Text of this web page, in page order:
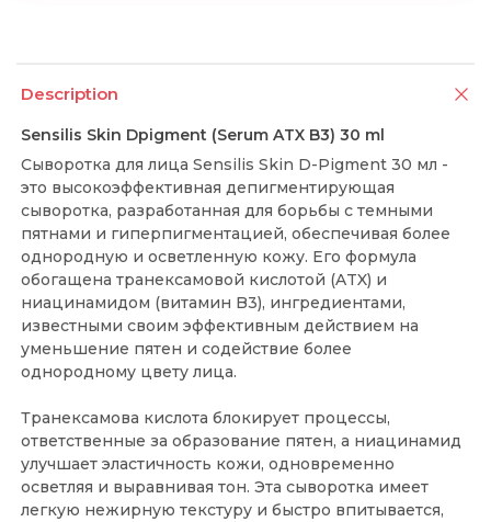
Description
Sensilis Skin Dpigment (Serum ATX B3) 30 ml
Сыворотка для лица Sensilis Skin D-Pigment 30 мл -
это высокоэффективная депигментирующая
сыворотка, разработанная для борьбы с темными
пятнами и гиперпигментацией, обеспечивая более
однородную и осветленную кожу. Его формула
обогащена транексамовой кислотой (ATX) и
ниацинамидом (витамин B3), ингредиентами,
известными своим эффективным действием на
уменьшение пятен и содействие более
однородному цвету лица.
Транексамова кислота блокирует процессы,
ответственные за образование пятен, а ниацинамид
улучшает эластичность кожи, одновременно
осветляя и выравнивая тон. Эта сыворотка имеет
легкую нежирную текстуру и быстро впитывается,